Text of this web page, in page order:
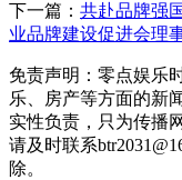
下一篇： 共赴品牌强
业品牌建设促进会理
免责声明：零点娱乐
乐、房产等方面的新
实性负责，只为传播
请及时联系
除。